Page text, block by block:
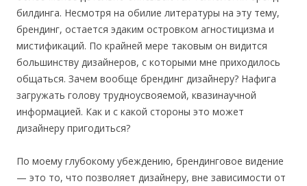
билдинга. Несмотря на обилие литературы на эту тему,
брендинг, остается эдаким островком агностицизма и
мистификаций. По крайней мере таковым он видится
большинству дизайнеров, с которыми мне приходилось
общаться. Зачем вообще брендинг дизайнеру? Нафига
загружать голову трудноусвояемой, квазинаучной
информацией. Как и с какой стороны это может
дизайнеру пригодиться?
По моему глубокому убеждению, брендинговое видение
— это то, что позволяет дизайнеру, вне зависимости от